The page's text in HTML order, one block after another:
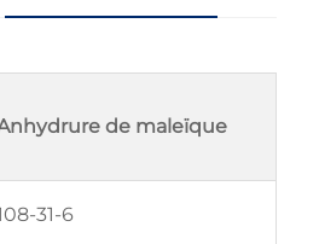
de maleïque
31-6